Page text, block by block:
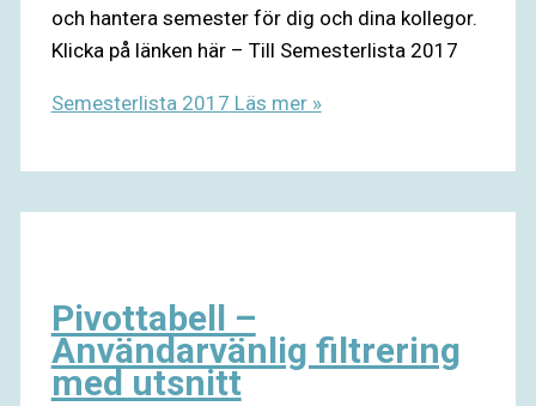
och hantera semester för dig och dina kollegor.
Klicka på länken här – Till Semesterlista 2017
Semesterlista 2017 Läs mer »
Pivottabell –
Användarvänlig filtrering
med utsnitt